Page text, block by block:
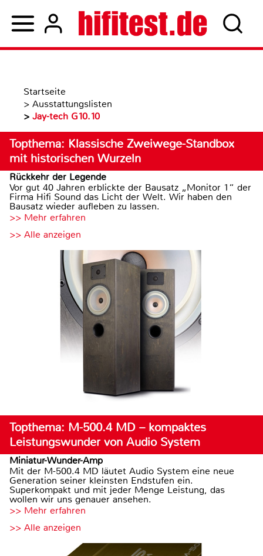
Startseite
> Ausstattungslisten
> Jay-tech G10.10
Topthema: Klassische Zweiwege-Standbox
mit historischen Wurzeln
Rückkehr der Legende
Vor gut 40 Jahren erblickte der Bausatz „Monitor 1“ der
Firma Hifi Sound das Licht der Welt. Wir haben den
Bausatz wieder aufleben zu lassen.
>> Mehr erfahren
>> Alle anzeigen
Topthema: M-500.4 MD – kompaktes
Leistungswunder von Audio System
Miniatur-Wunder-Amp
Mit der M-500.4 MD läutet Audio System eine neue
Generation seiner kleinsten Endstufen ein.
Superkompakt und mit jeder Menge Leistung, das
wollen wir uns genauer ansehen.
>> Mehr erfahren
>> Alle anzeigen